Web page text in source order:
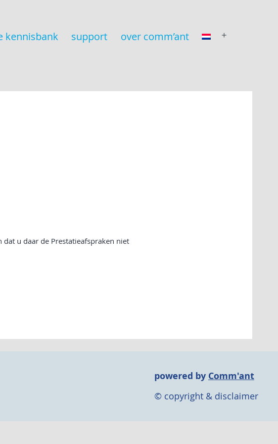
kennisbank support over comm’ant
open
u daar de Prestatieafspraken niet
powered by Comm'ant
© copyright & disclaimer